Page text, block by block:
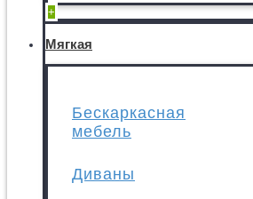
+
Мягкая
Бескаркасная
мебель
Диваны